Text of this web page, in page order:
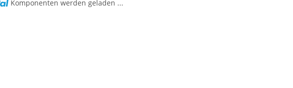
Komponenten werden geladen ...